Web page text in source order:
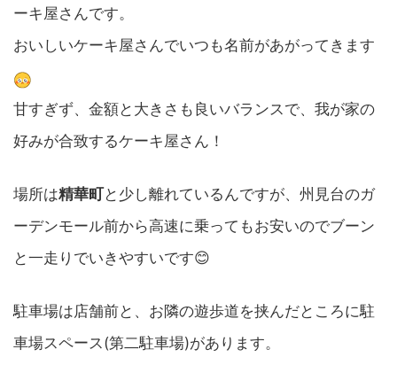
ーキ屋さんです。
おいしいケーキ屋さんでいつも名前があがってきます
甘すぎず、金額と大きさも良いバランスで、我が家の
好みが合致するケーキ屋さん！
場所は精華町と少し離れているんですが、州見台のガ
ーデンモール前から高速に乗ってもお安いのでブーン
と一走りでいきやすいです😊
駐車場は店舗前と、お隣の遊歩道を挟んだところに駐
車場スペース(第二駐車場)があります。